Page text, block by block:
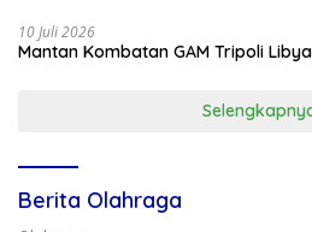
10 Juli 2026
Mantan Kombatan GAM Tripoli Libya
Berita Olahraga